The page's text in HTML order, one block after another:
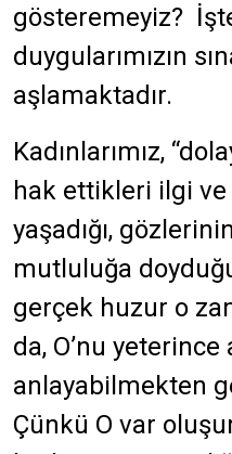
gösteremeyiz?
duygularımızın
aşlamaktadır.
Kadınlarımız,
hak ettikleri ilgi ve
yaşadığı,
mutluluğa
gerçek huzur o
da, O’nu
anlayabilmekten
Çünkü O var